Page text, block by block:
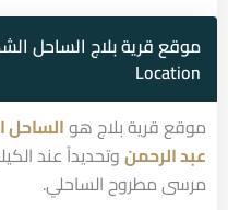
Location
موقع قرية بلاج هوالساحل
عبد الرحمن
مرسى مطروح الساحلي.